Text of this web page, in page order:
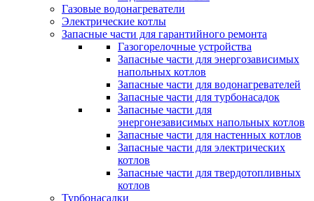
Газовые водонагреватели
Электрические котлы
Запасные части для гарантийного ремонта
Газогорелочные устройства
Запасные части для энергозависимых
напольных котлов
Запасные части для водонагревателей
Запасные части для турбонасадок
Запасные части для
энергонезависимых напольных котлов
Запасные части для настенных котлов
Запасные части для электрических
котлов
Запасные части для твердотопливных
котлов
Турбонасадки